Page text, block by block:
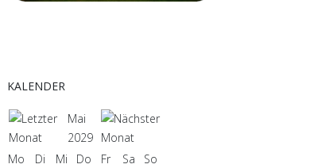
KALENDER
Mai
2029
Mo
Di Mi Do Fr Sa
So